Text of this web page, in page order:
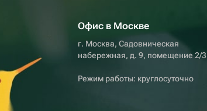
Офис в Москве
г. Москва, Садовническая
набережная, д. 9, помещение 2/3
Режим работы: круглосуточно